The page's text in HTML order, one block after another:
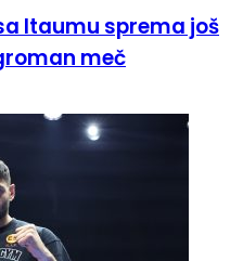
Itaumu sprema još
meč